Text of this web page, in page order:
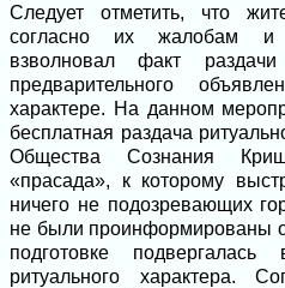
Следует отметить, что
согласно их жалобам и
взволновал факт
предварительного
характере. На данном
бесплатная раздача
Общества Сознания
«прасада», к которому
ничего не подозревающих
не были проинформированы
подготовке подвергалась
ритуального характера.